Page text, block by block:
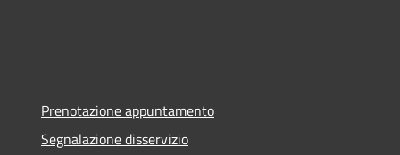
Prenotazione appuntamento
Segnalazione disservizio